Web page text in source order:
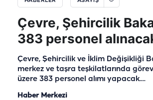
Çevre, Şehircilik
383 personel
Çevre, Şehircilik ve İklim Değişikliği
merkez ve taşra teşkilatlarında
üzere 383 personel alımı yapacak....
Haber Merkezi